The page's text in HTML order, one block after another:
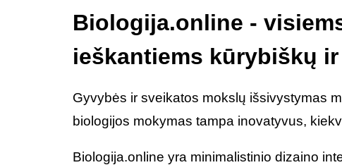
Biologija.online -
ieškantiems kūrybiškų
Gyvybės ir sveikatos mokslų išsivystymas
biologijos mokymas tampa inovatyvus,
Biologija.online yra minimalistinio dizaino